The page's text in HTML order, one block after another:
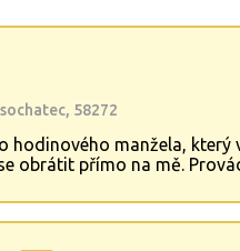
58272
hodinového manžela, který
obrátit přímo na mě.
kohoutek, opravy omítek,
zájmu mi rovnou